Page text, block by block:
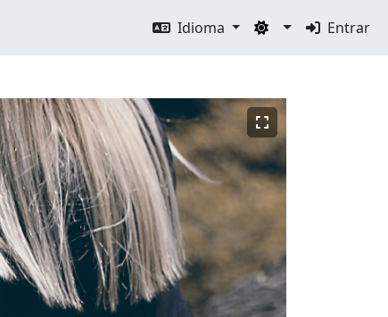
Idioma Entrar